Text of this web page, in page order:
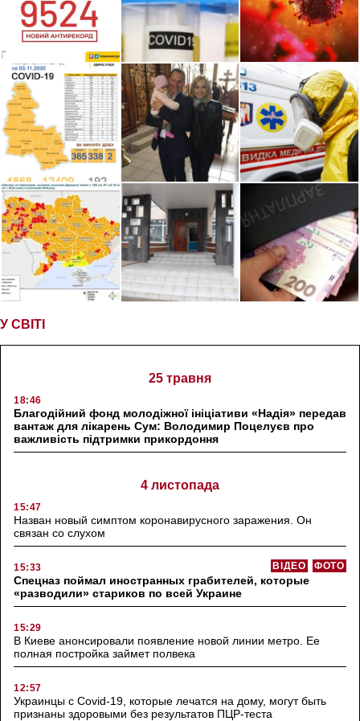
У СВІТІ
25 травня
18:46
Благодійний фонд молодіжної ініціативи «Надія» передав
вантаж для лікарень Сум: Володимир Поцелуєв про
важливість підтримки прикордоння
4 листопада
15:47
Назван новый симптом коронавирусного заражения. Он
связан со слухом
15:33 ФОТО
ВІДЕО
Спецназ поймал иностранных грабителей, которые
«разводили» стариков по всей Украине
15:29
В Киеве анонсировали появление новой линии метро. Ее
полная постройка займет полвека
12:57
Украинцы с Covid-19, которые лечатся на дому, могут быть
признаны здоровыми без результатов ПЦР-теста